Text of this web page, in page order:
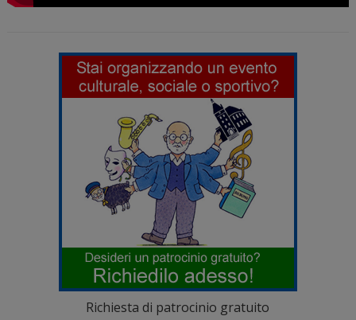
Richiesta di patrocinio gratuito